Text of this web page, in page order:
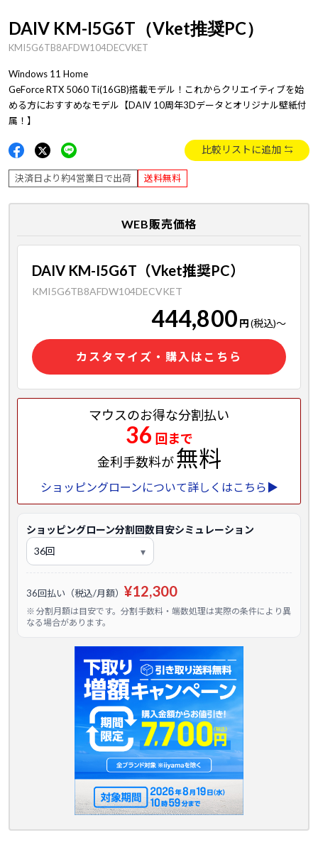
DAIV KM-I5G6T（Vket推奨PC）
KMI5G6TB8AFDW104DECVKET
Windows 11 Home
GeForce RTX 5060 Ti(16GB)搭載モデル！これからクリエイティブを始
める方におすすめなモデル【DAIV 10周年3Dデータとオリジナル壁紙付
属！】
比較リストに追加
決済日より約4営業日で出荷 送料無料
WEB販売価格
DAIV KM-I5G6T（Vket推奨PC）
KMI5G6TB8AFDW104DECVKET
444,800 円(税込)～
カスタマイズ・購入はこちら
マウスのお得な分割払い
36 回まで
金利手数料が無料
ショッピングローンについて詳しくはこちら▶
ショッピングローン分割回数目安シミュレーション
36回払い（税込/月額） ¥12,300
※ 分割月額は目安です。分割手数料・端数処理は実際の条件により異
なる場合があります。